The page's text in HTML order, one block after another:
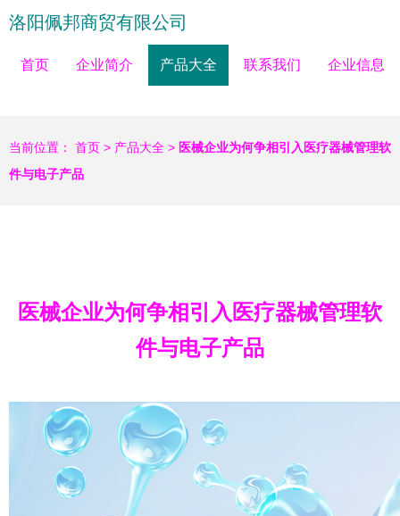
洛阳佩邦商贸有限公司
首页 企业简介 产品大全 联系我们 企业信息
当前位置： 首页 > 产品大全 > 医械企业为何争相引入医疗器械管理软
件与电子产品
医械企业为何争相引入医疗器械管理软
件与电子产品